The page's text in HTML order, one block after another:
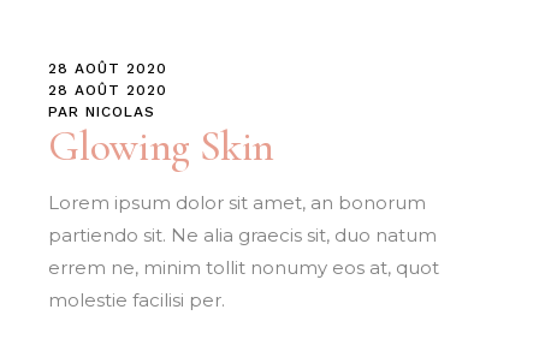
28 AOÛT 2020
28 AOÛT 2020
PAR NICOLAS
Glowing Skin
Lorem ipsum dolor sit amet, an bonorum
partiendo sit. Ne alia graecis sit, duo natum
errem ne, minim tollit nonumy eos at, quot
molestie facilisi per.